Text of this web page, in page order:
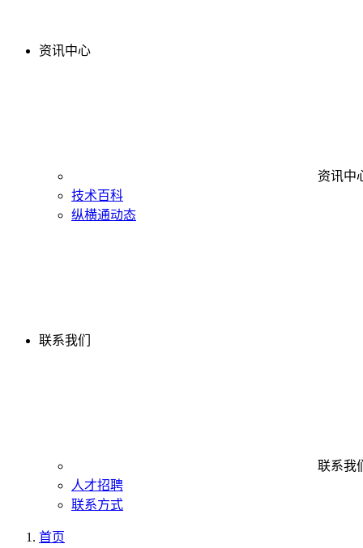
资讯中心
资讯中
技术百科
纵横通动态
联系我们
联系我
人才招聘
联系方式
首页